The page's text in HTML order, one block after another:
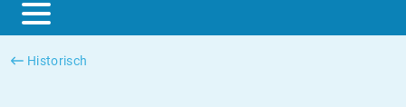
Historisch
ESTER
SONIA
Nederlandse inflatie - CPI
Amerikaanse inflatie - CPI
SOFR historie
TONAR historie